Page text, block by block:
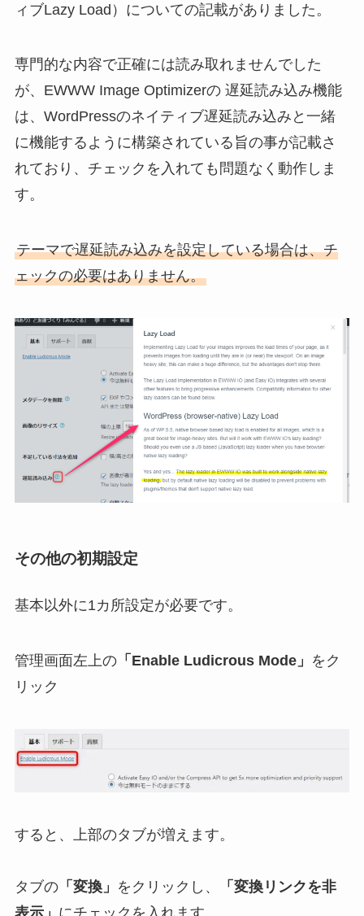
ィブLazy Load）についての記載がありました。
専門的な内容で正確には読み取れませんでした
が、EWWW Image Optimizerの 遅延読み込み機能
は、WordPressのネイティブ遅延読み込みと一緒
に機能するように構築されている旨の事が記載さ
れており、チェックを入れても問題なく動作しま
す。
テーマで遅延読み込みを設定している場合は、チ
ェックの必要はありません。
その他の初期設定
基本以外に1カ所設定が必要です。
管理画面左上の「Enable Ludicrous Mode」 をク
リック
すると、上部のタブが増えます。
タブの「変換」 をクリックし、
「変換リンクを非